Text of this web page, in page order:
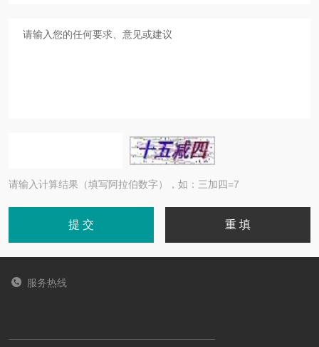
请输入计算结果（填写阿拉伯数字），如：三加四=7
服务热线